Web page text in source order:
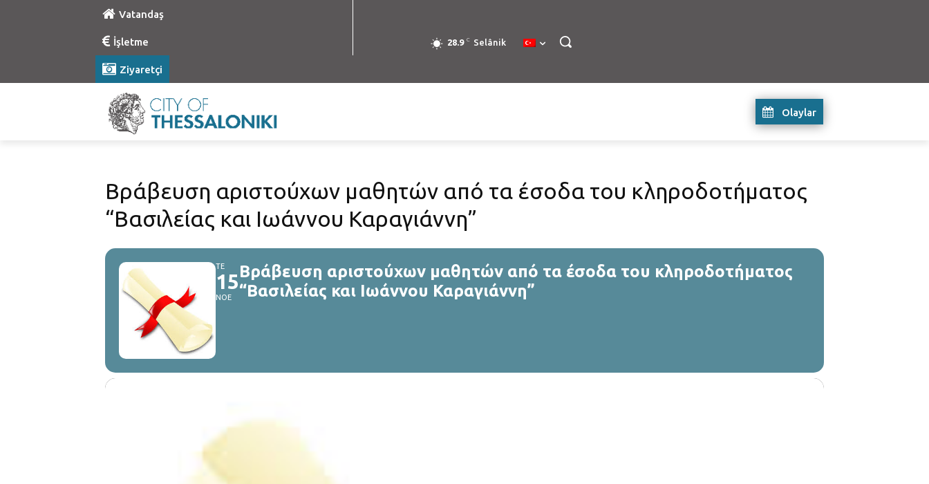
Vatandaş
İşletme
Ziyaretçi
28.9 C Selânik
Olaylar
Βράβευση αριστούχων μαθητών από τα έσοδα του κληροδοτήματος
“Βασιλείας και Ιωάννου Καραγιάννη”
ΤΕ
15
ΝΟΕ
Βράβευση αριστούχων μαθητών από τα έσοδα του κληροδοτήματος
“Βασιλείας και Ιωάννου Καραγιάννη”